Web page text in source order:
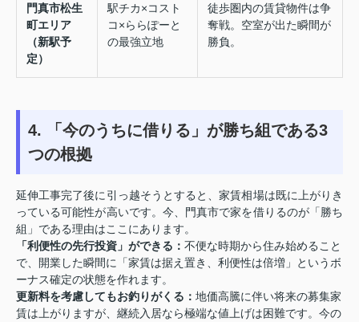
門真市松生
町エリア
（新駅予
定）
駅チカ×コスト
コ×ららぽーと
の最強立地
徒歩圏内の賃貸物件は争
奪戦。空室が出た瞬間が
勝負。
4. 「今のうちに借りる」が勝ち組である3
つの根拠
延伸工事完了後に引っ越そうとすると、家賃相場は既に上がりき
っている可能性が高いです。今、門真市で家を借りるのが「勝ち
組」である理由はここにあります。
「利便性の先行投資」ができる： 不便な時期から住み始めること
で、開業した瞬間に「家賃は据え置き、利便性は倍増」というボ
ーナス確定の状態を作れます。
更新料を考慮してもお釣りがくる： 地価高騰に伴い将来の募集家
賃は上がりますが、継続入居なら極端な値上げは困難です。今の